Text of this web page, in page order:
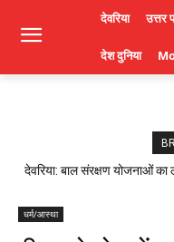
देवरिया उत्तर
देश दुनिया
देवरिया: बाल संरक्षण योजनाओं
धर्म/आस्था